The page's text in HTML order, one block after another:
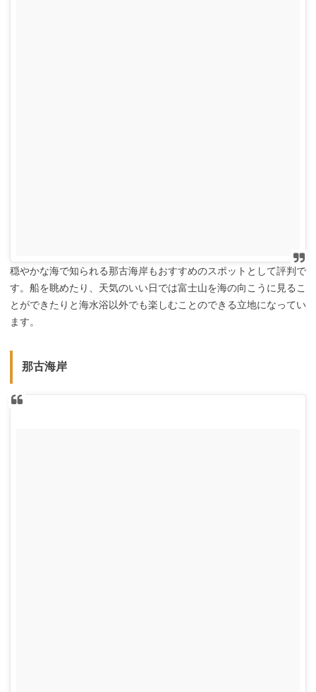
穏やかな海で知られる那古海岸もおすすめのスポットとして評判で
す。船を眺めたり、天気のいい日では富士山を海の向こうに見るこ
とができたりと海水浴以外でも楽しむことのできる立地になってい
ます。
那古海岸